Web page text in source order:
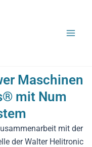
Maschinen
mit Num
mit der
der Walter Helitronic